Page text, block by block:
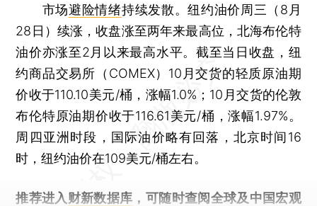
市场避险情绪持续发散。纽约油价周三（8月
28日）续涨，收盘涨至两年来最高位，北海布伦特
油价亦涨至2月以来最高水平。截至当日收盘，纽
约商品交易所（COMEX）10月交货的轻质原油期
价收于110.10美元/桶，涨幅1.0%；10月交货的伦敦
布伦特原油期价收于116.61美元/桶，涨幅1.97%。
周四亚洲时段，国际油价略有回落，北京时间16
时，纽约油价在109美元/桶左右。
推荐进入 财新数据库 ，可随时查阅全球及中国宏观